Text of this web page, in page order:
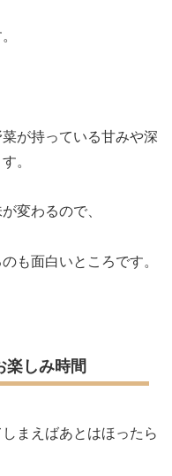
が持っている甘みや深
。
変わるので、
も面白いところです。
楽しみ時間
まえばあとはほったら